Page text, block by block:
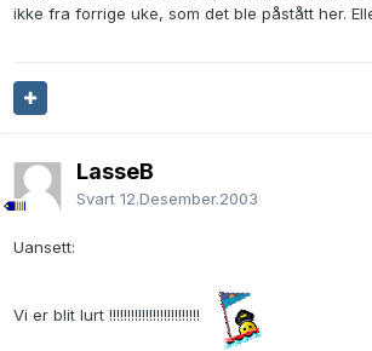
ikke fra forrige uke, som det ble påstått her.
LasseB
Svart 12.Desember.2003
Uansett:
Vi er blit lurt !!!!!!!!!!!!!!!!!!!!!!!!!